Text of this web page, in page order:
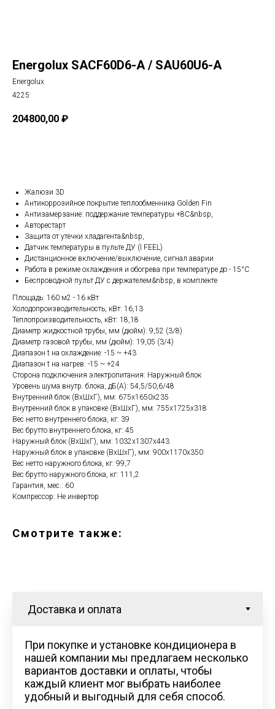
Energolux SAСF60D6-A / SAU60U6-A
Energolux
4225
204800,00 ₽
Жалюзи 3D
Антикоррозийное покрытие теплообменника Golden Fin
Антизамерзание: поддержание температуры +8С&nbsp,
Авторестарт
Защита от утечки хладагента&nbsp,
Датчик температуры в пульте ДУ (I FEEL)
Дистанционное включение/выключение, сигнал аварии
Работа в режиме охлаждения и обогрева при температуре до - 15°C
Беспроводной пульт ДУ с держателем&nbsp, в комплекте
Площадь: 160 м2 - 16 кВт
Холодопроизводительность, кВт: 16,13
Теплопроизводительность, кВт: 18,18
Диаметр жидкостной трубы, мм (дюйм): 9,52 (3/8)
Диаметр газовой трубы, мм (дюйм): 19,05 (3/4)
Диапазон t на охлаждение: -15 ~ +43
Диапазон t на нагрев: -15 ~ +24
Сторона подключения электропитания: Наружный блок
Уровень шума внутр. блока, дБ(А): 54,5/50,6/48
Внутренний блок (ВхШхГ), мм: 675х1650x235
Внутренний блок в упаковке (ВхШхГ), мм: 755х1725x318
Вес нетто внутреннего блока, кг: 39
Вес брутто внутреннего блока, кг: 45
Наружный блок (ВхШхГ), мм: 1032x1307x443
Наружный блок в упаковке (ВхШхГ), мм: 900x1170x350
Вес нетто наружного блока, кг: 99,7
Вес брутто наружного блока, кг: 111,2
Гарантия, мес.: 60
Компрессор: Не инвертор
Смотрите также:
При покупке и установке кондиционера в
нашей компании мы предлагаем несколько
вариантов доставки и оплаты, чтобы
каждый клиент мог выбрать наиболее
удобный и выгодный для себя способ.